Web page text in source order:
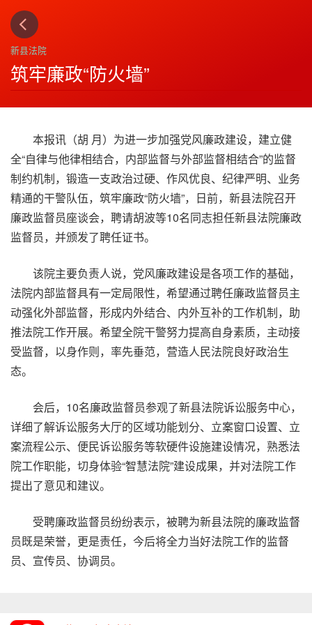
新县法院
筑牢廉政“防火墙”
本报讯（胡 月）为进一步加强党风廉政建设，建立健
全“自律与他律相结合，内部监督与外部监督相结合”的监督
制约机制，锻造一支政治过硬、作风优良、纪律严明、业务
精通的干警队伍，筑牢廉政“防火墙”，日前，新县法院召开
廉政监督员座谈会，聘请胡波等10名同志担任新县法院廉政
监督员，并颁发了聘任证书。
该院主要负责人说，党风廉政建设是各项工作的基础，
法院内部监督具有一定局限性，希望通过聘任廉政监督员主
动强化外部监督，形成内外结合、内外互补的工作机制，助
推法院工作开展。希望全院干警努力提高自身素质，主动接
受监督，以身作则，率先垂范，营造人民法院良好政治生
态。
会后，10名廉政监督员参观了新县法院诉讼服务中心，
详细了解诉讼服务大厅的区域功能划分、立案窗口设置、立
案流程公示、便民诉讼服务等软硬件设施建设情况，熟悉法
院工作职能，切身体验“智慧法院”建设成果，并对法院工作
提出了意见和建议。
受聘廉政监督员纷纷表示，被聘为新县法院的廉政监督
员既是荣誉，更是责任，今后将全力当好法院工作的监督
员、宣传员、协调员。